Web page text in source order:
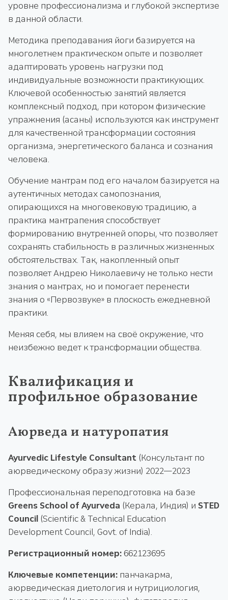
уровне профессионализма и глубокой экспертизе
в данной области.
Методика преподавания йоги базируется на
многолетнем практическом опыте и позволяет
адаптировать уровень нагрузки под
индивидуальные возможности практикующих.
Ключевой особенностью занятий является
комплексный подход, при котором физические
упражнения (асаны) используются как инструмент
для качественной трансформации состояния
организма, энергетического баланса и сознания
человека.
Обучение мантрам под его началом базируется на
аутентичных методах самопознания,
опирающихся на многовековую традицию, а
практика мантрапения способствует
формированию внутренней опоры, что позволяет
сохранять стабильность в различных жизненных
обстоятельствах. Так, накопленный опыт
позволяет Андрею Николаевичу не только нести
знания о мантрах, но и помогает перенести
знания о «Первозвуке» в плоскость ежедневной
практики.
Меняя себя, мы влияем на своё окружение, что
неизбежно ведет к трансформации общества.
Квалификация и
профильное образование
Аюрведа и натуропатия
Ayurvedic Lifestyle Consultant (Консультант по
аюрведическому образу жизни) 2022—2023
Профессиональная переподготовка на базе
Greens School of Ayurveda (Керала, Индия) и STED
Council (Scientific & Technical Education
Development Council, Govt. of India).
Регистрационный номер:662123695
Ключевые компетенции: панчакарма,
аюрведическая диетология и нутрициология,